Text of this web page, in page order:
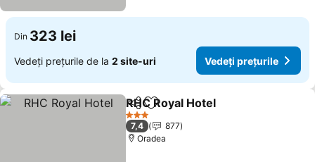
Din 323 lei
Vedeți prețurile de la 2 site-uri Vedeți prețurile
DistribuițiAdăugaţi la favorite
RHC Royal Hotel
3 Stele
7,4
877
Oradea